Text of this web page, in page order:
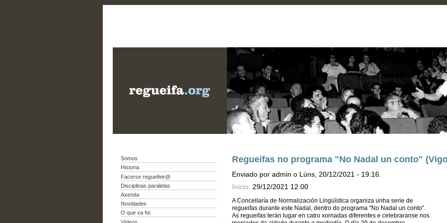
Somos
Historia
Facerse regueifeir@
Disciplinas paralelas
Axenda
Novidades
O que xa foi
Vídeos
Regueifas no programa "No Nadal un conto"
Enviado por admin o Lúns, 20/12/2021 - 19:16.
Inicio: 29/12/2021 12:00
A Concellaría de Normalización Lingüística organiza unha serie de
regueifas durante este Nadal, dentro do programa "No Nadal un conto".
As regueifas terán lugar en catro xornadas diferentes e celebraranse nos